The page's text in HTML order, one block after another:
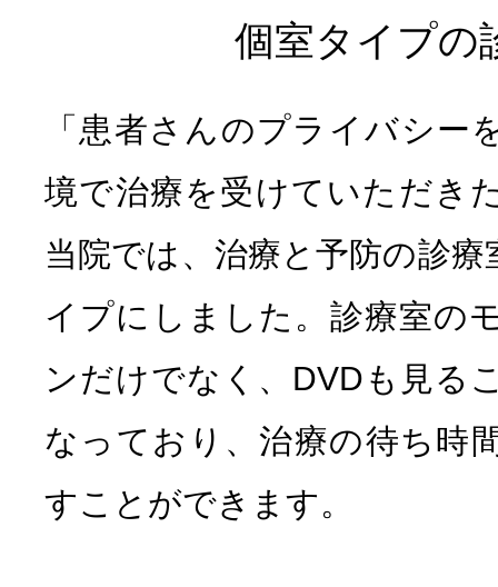
個室タイプの
「患者さんのプライバシー
境で治療を受けていただき
当院では、治療と予防の診
イプにしました。診療室の
ンだけでなく、DVDも見る
なっており、治療の待ち時
すことができます。